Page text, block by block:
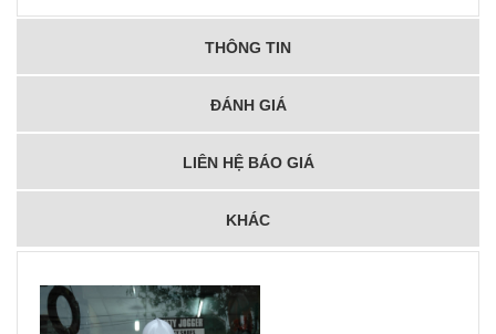
THÔNG TIN
ĐÁNH GIÁ
LIÊN HỆ BÁO GIÁ
KHÁC